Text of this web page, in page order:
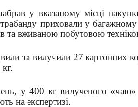
у вказаному місці
приховали у багажному
та вживаною побутовою
та вилучили 27 картонних
у 400 кг вилученого «чаю»
на експертизі.